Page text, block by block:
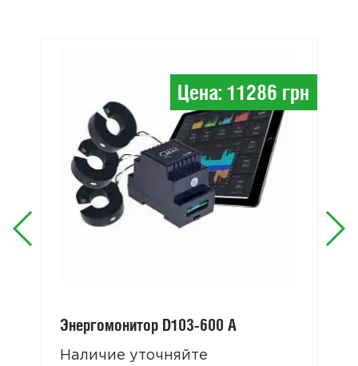
Цена: 11286 грн
Энергомонитор D103-600 А
Наличие уточняйте